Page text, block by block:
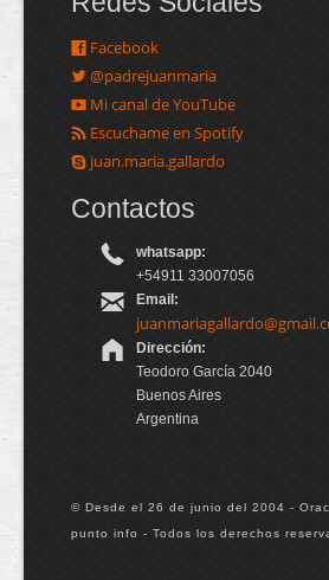
Facebook
@padrejuanmaria
Mi canal de YouTube
Escuchame en Spotify
juan.maria.gallardo
Contactos
whatsapp:
+54911 33007056
Email:
Dirección:
Teodoro García 2040
Buenos Aires
Argentina
© Desde el 26 de junio del 2004 -
punto info - Todos los derechos